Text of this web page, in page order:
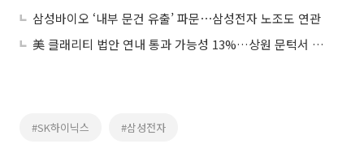
삼성바이오 ‘내부 문건 유출’ 파문⋯삼성전자 노조도 연관
美 클래리티 법안 연내 통과 가능성 13%…상원 문턱서 제동
#SK하이닉스 #삼성전자